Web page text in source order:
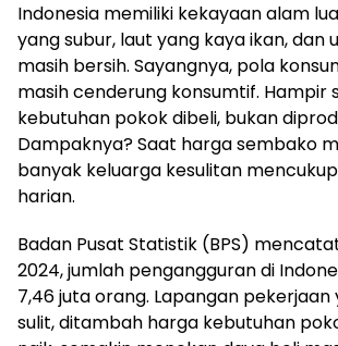
Indonesia memiliki kekayaan alam
yang subur, laut yang kaya ikan, dan
masih bersih. Sayangnya, pola
masih cenderung konsumtif. Hampir
kebutuhan pokok dibeli, bukan
Dampaknya? Saat harga sembako
banyak keluarga kesulitan
harian.
Badan Pusat Statistik (BPS)
2024, jumlah pengangguran di
7,46 juta orang. Lapangan pekerjaan
sulit, ditambah harga kebutuhan